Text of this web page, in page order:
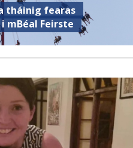
tháinig fearas
mBéal Feirste